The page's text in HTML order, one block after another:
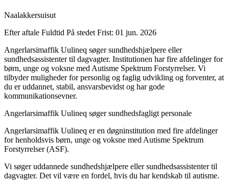
Naalakkersuisut
Efter aftale Fuldtid På stedet Frist: 01 jun. 2026
Angerlarsimaffik Uulineq søger sundhedshjælpere eller
sundhedsassistenter til dagvagter. Institutionen har fire afdelinger for
børn, unge og voksne med Autisme Spektrum Forstyrrelser. Vi
tilbyder muligheder for personlig og faglig udvikling og forventer, at
du er uddannet, stabil, ansvarsbevidst og har gode
kommunikationsevner.
Angerlarsimaffik Uulineq søger sundhedsfagligt personale
Angerlarsimaffik Uulineq er en døgninstitution med fire afdelinger
for henholdsvis børn, unge og voksne med Autisme Spektrum
Forstyrrelser (ASF).
Vi søger uddannede sundhedshjælpere eller sundhedsassistenter til
dagvagter. Det vil være en fordel, hvis du har kendskab til autisme.